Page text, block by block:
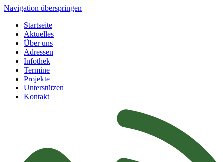
Navigation überspringen
Startseite
Aktuelles
Über uns
Adressen
Infothek
Termine
Projekte
Unterstützen
Kontakt